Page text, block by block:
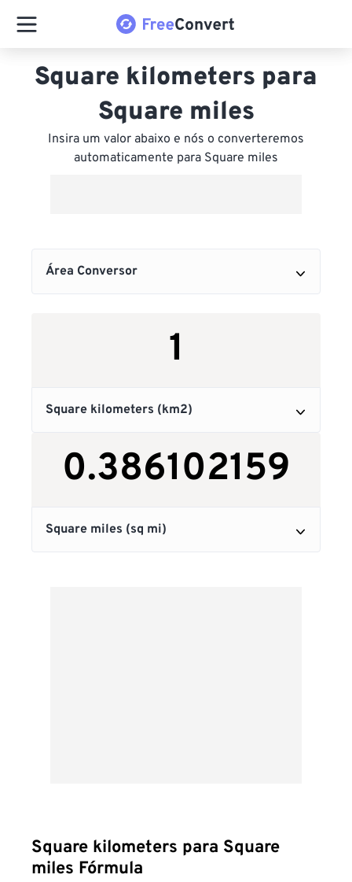
Square kilometers para
Square miles
Insira um valor abaixo e nós o converteremos
automaticamente para Square miles
Square kilometers para Square
miles Fórmula